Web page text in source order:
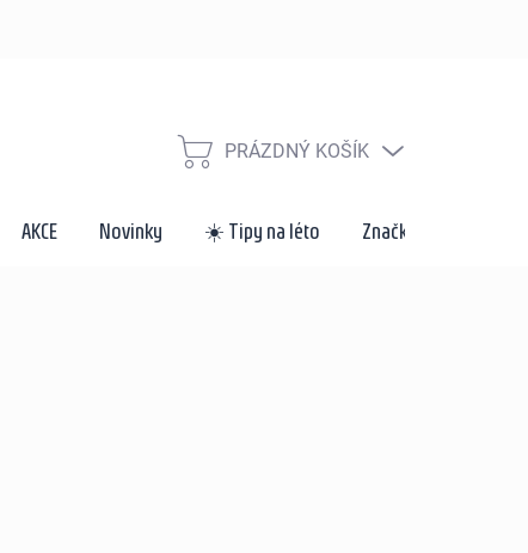
NÁKUPNÍ
PRÁZDNÝ KOŠÍK
AKCE Novinky ☀️ Tipy na léto Značky